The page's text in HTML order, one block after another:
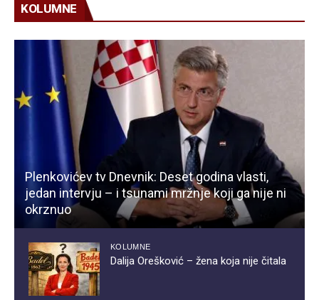
KOLUMNE
Plenkovićev tv Dnevnik: Deset godina vlasti,
jedan intervju – i tsunami mržnje koji ga nije ni
okrznuo
KOLUMNE
Dalija Orešković – žena koja nije čitala